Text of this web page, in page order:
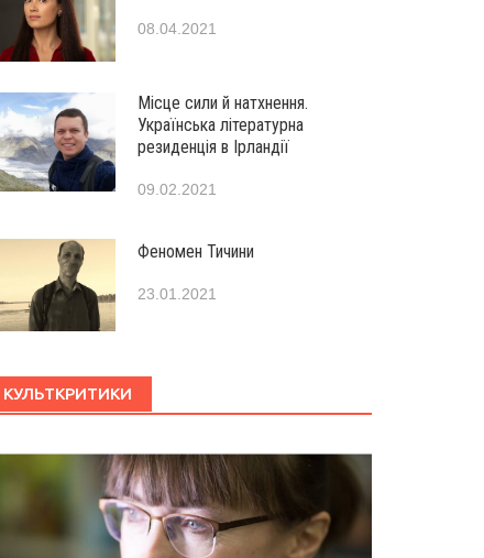
08.04.2021
Місце сили й натхнення.
Українська літературна
резиденція в Ірландії
09.02.2021
Феномен Тичини
23.01.2021
КУЛЬТКРИТИКИ